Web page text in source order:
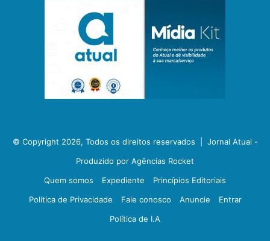
© Copyright 2026, Todos os direitos reservados | Jornal Atual -
Produzido por Agências Rocket
Quem somos
Expediente
Princípios Editoriais
Política de Privacidade
Fale conosco Anuncie
Entrar
Política de I.A